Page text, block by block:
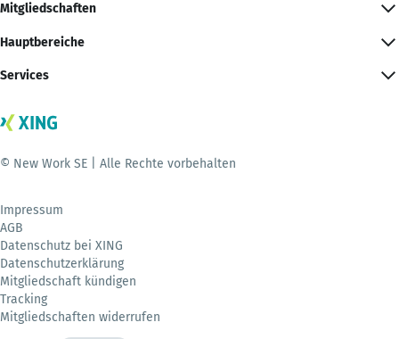
Mitgliedschaften
Hauptbereiche
Services
© New Work SE | Alle Rechte vorbehalten
Impressum
AGB
Datenschutz bei XING
Datenschutzerklärung
Mitgliedschaft kündigen
Tracking
Mitgliedschaften widerrufen